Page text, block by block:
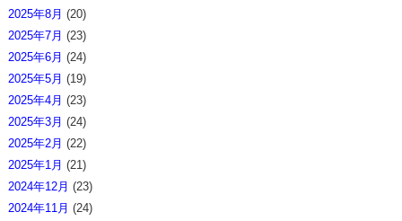
2025年8月 (20)
2025年7月 (23)
2025年6月 (24)
2025年5月 (19)
2025年4月 (23)
2025年3月 (24)
2025年2月 (22)
2025年1月 (21)
2024年12月 (23)
2024年11月 (24)